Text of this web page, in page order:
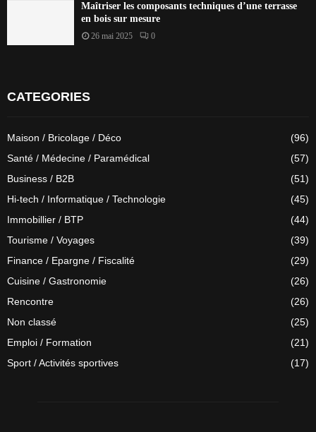
Maîtriser les composants techniques d’une terrasse
en bois sur mesure
26 mai 2025 0
CATEGORIES
Maison / Bricolage / Déco
(96)
Santé / Médecine / Paramédical
(57)
Business / B2B
(51)
Hi-tech / Informatique / Technologie
(45)
Immobillier / BTP
(44)
Tourisme / Voyages
(39)
Finance / Epargne / Fiscalité
(29)
Cuisine / Gastronomie
(26)
Rencontre
(26)
Non classé
(25)
Emploi / Formation
(21)
Sport / Activités sportives
(17)